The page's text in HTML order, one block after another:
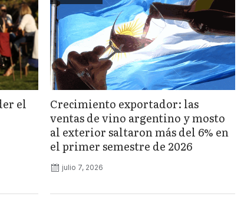
el
Crecimiento exportador: las
ventas de vino argentino y mosto
al exterior saltaron más del 6% en
el primer semestre de 2026
julio 7, 2026